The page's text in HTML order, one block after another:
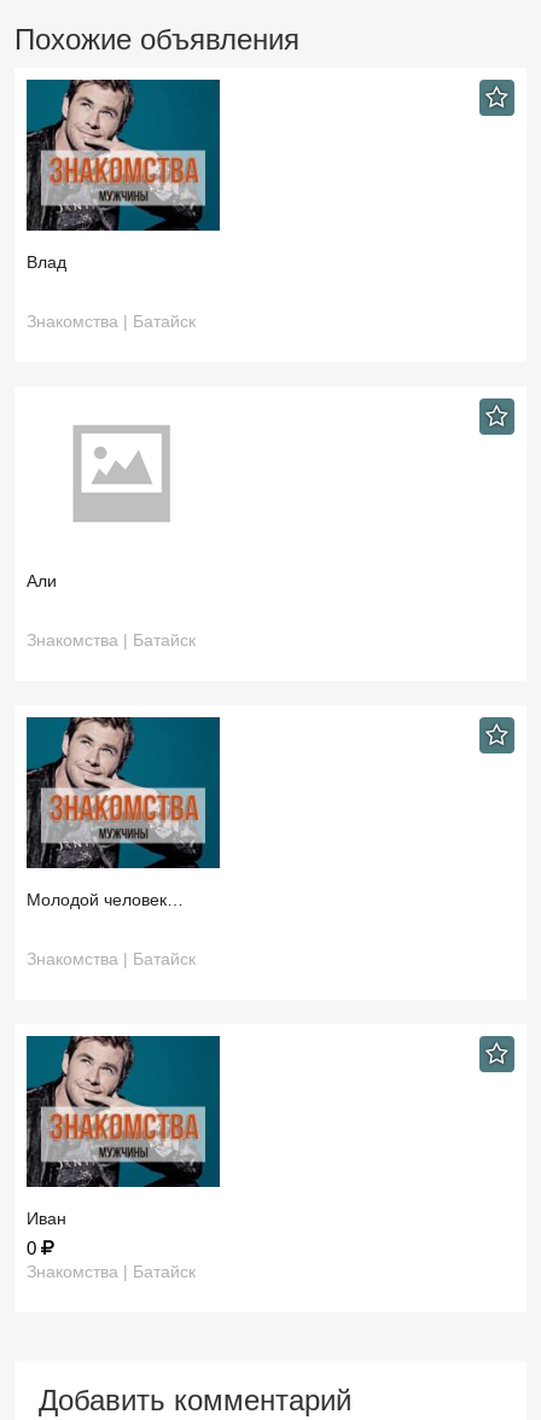
Похожие объявления
Влад
Знакомства | Батайск
Али
Знакомства | Батайск
Молодой человек…
Знакомства | Батайск
Иван
0
Знакомства | Батайск
Добавить комментарий